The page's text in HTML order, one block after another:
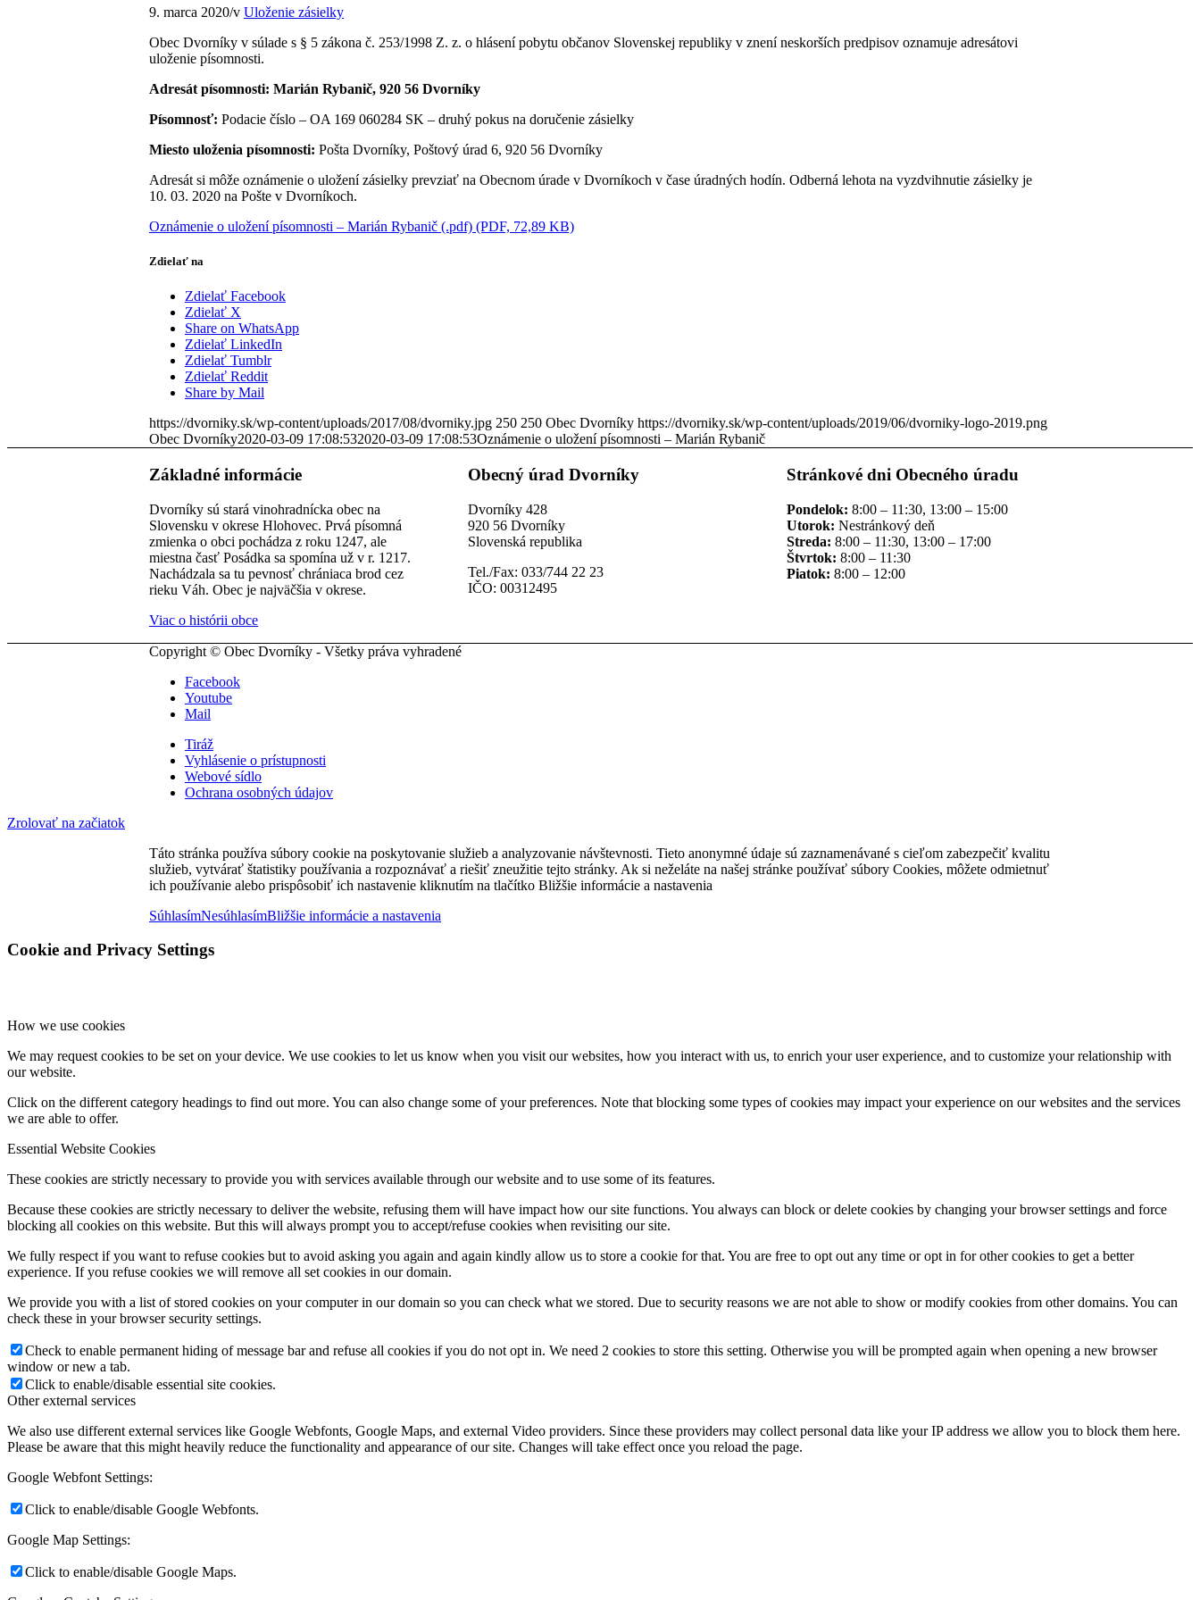
9. marca 2020/v Uloženie zásielky
Obec Dvorníky v súlade s § 5 zákona č. 253/1998 Z. z. o hlásení pobytu občanov Slovenskej republiky v znení neskorších predpisov oznamuje adresátovi
uloženie písomnosti.
Adresát písomnosti: Marián Rybanič, 920 56 Dvorníky
Písomnosť: Podacie číslo – OA 169 060284 SK – druhý pokus na doručenie zásielky
Miesto uloženia písomnosti: Pošta Dvorníky, Poštový úrad 6, 920 56 Dvorníky
Adresát si môže oznámenie o uložení zásielky prevziať na Obecnom úrade v Dvorníkoch v čase úradných hodín. Odberná lehota na vyzdvihnutie zásielky je
10. 03. 2020 na Pošte v Dvorníkoch.
Oznámenie o uložení písomnosti – Marián Rybanič (.pdf) (PDF, 72,89 KB)
Zdielať na
Zdielať Facebook
Zdielať X
Share on WhatsApp
Zdielať LinkedIn
Zdielať Tumblr
Zdielať Reddit
Share by Mail
https://dvorniky.sk/wp-content/uploads/2017/08/dvorniky.jpg 250 250 Obec Dvorníky https://dvorniky.sk/wp-content/uploads/2019/06/dvorniky-logo-2019.png
Obec Dvorníky2020-03-09 17:08:532020-03-09 17:08:53Oznámenie o uložení písomnosti – Marián Rybanič
Základné informácie
Dvorníky sú stará vinohradnícka obec na
Slovensku v okrese Hlohovec. Prvá písomná
zmienka o obci pochádza z roku 1247, ale
miestna časť Posádka sa spomína už v r. 1217.
Nachádzala sa tu pevnosť chrániaca brod cez
rieku Váh. Obec je najväčšia v okrese.
Viac o histórii obce
Obecný úrad Dvorníky
Dvorníky 428
920 56 Dvorníky
Slovenská republika
Tel./Fax: 033/744 22 23
IČO: 00312495
Stránkové dni Obecného úradu
Pondelok: 8:00 – 11:30, 13:00 – 15:00
Utorok: Nestránkový deň
Streda: 8:00 – 11:30, 13:00 – 17:00
Štvrtok: 8:00 – 11:30
Piatok: 8:00 – 12:00
Copyright © Obec Dvorníky - Všetky práva vyhradené
Facebook
Youtube
Mail
Tiráž
Vyhlásenie o prístupnosti
Webové sídlo
Ochrana osobných údajov
Zrolovať na začiatok
Táto stránka používa súbory cookie na poskytovanie služieb a analyzovanie návštevnosti. Tieto anonymné údaje sú zaznamenávané s cieľom zabezpečiť kvalitu
služieb, vytvárať štatistiky používania a rozpoznávať a riešiť zneužitie tejto stránky. Ak si neželáte na našej stránke používať súbory Cookies, môžete odmietnuť
ich používanie alebo prispôsobiť ich nastavenie kliknutím na tlačítko Bližšie informácie a nastavenia
SúhlasímNesúhlasímBližšie informácie a nastavenia
Cookie and Privacy Settings
How we use cookies
We may request cookies to be set on your device. We use cookies to let us know when you visit our websites, how you interact with us, to enrich your user experience, and to customize your relationship with
our website.
Click on the different category headings to find out more. You can also change some of your preferences. Note that blocking some types of cookies may impact your experience on our websites and the services
we are able to offer.
Essential Website Cookies
These cookies are strictly necessary to provide you with services available through our website and to use some of its features.
Because these cookies are strictly necessary to deliver the website, refusing them will have impact how our site functions. You always can block or delete cookies by changing your browser settings and force
blocking all cookies on this website. But this will always prompt you to accept/refuse cookies when revisiting our site.
We fully respect if you want to refuse cookies but to avoid asking you again and again kindly allow us to store a cookie for that. You are free to opt out any time or opt in for other cookies to get a better
experience. If you refuse cookies we will remove all set cookies in our domain.
We provide you with a list of stored cookies on your computer in our domain so you can check what we stored. Due to security reasons we are not able to show or modify cookies from other domains. You can
check these in your browser security settings.
Check to enable permanent hiding of message bar and refuse all cookies if you do not opt in. We need 2 cookies to store this setting. Otherwise you will be prompted again when opening a new browser
window or new a tab.
Click to enable/disable essential site cookies.
Other external services
We also use different external services like Google Webfonts, Google Maps, and external Video providers. Since these providers may collect personal data like your IP address we allow you to block them here.
Please be aware that this might heavily reduce the functionality and appearance of our site. Changes will take effect once you reload the page.
Google Webfont Settings:
Click to enable/disable Google Webfonts.
Google Map Settings:
Click to enable/disable Google Maps.